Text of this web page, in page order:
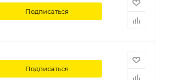
Подписаться
Подписаться